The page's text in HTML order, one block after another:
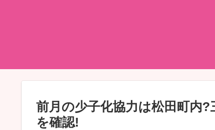
前月の少子化協力は松田町内
を確認!